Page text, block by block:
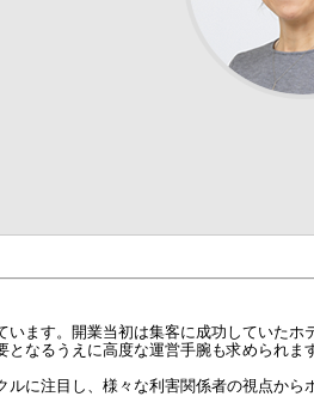
ます。開業当初は集客に成功していたホ
なるうえに高度な運営手腕も求められま
ルに注目し、様々な利害関係者の視点から